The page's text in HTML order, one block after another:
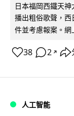
日本福岡西鐵天
播出粗俗歌聲，
件並考慮報案。網
38 2 ↗
人工智能